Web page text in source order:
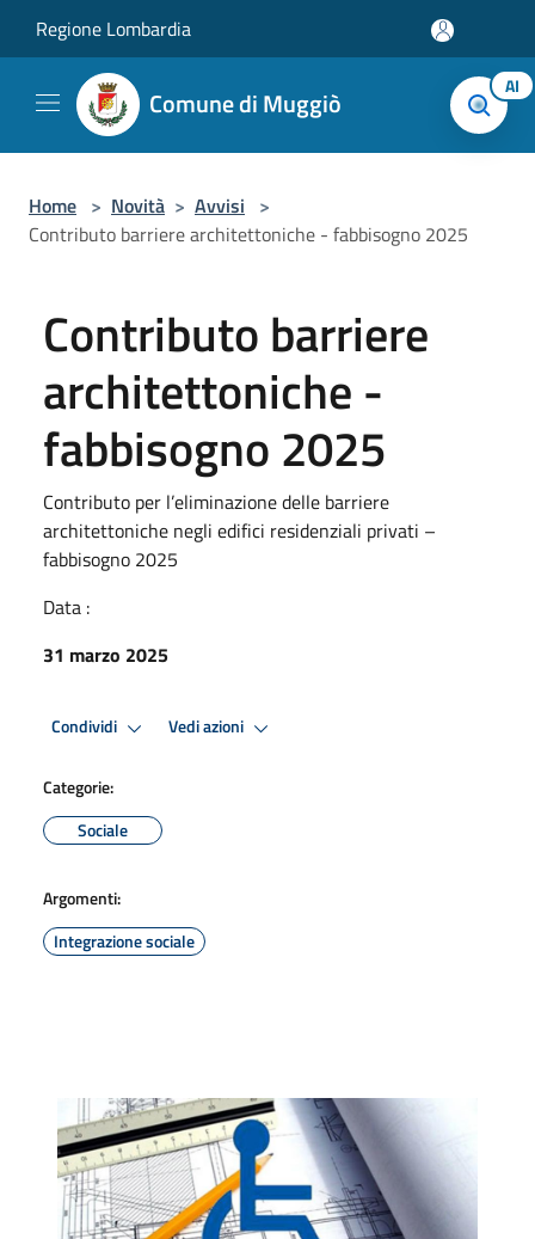
Regione Lombardia
Comune di Muggiò AI
Home > Novità > Avvisi >
Contributo barriere architettoniche - fabbisogno 2025
Contributo barriere
architettoniche -
fabbisogno 2025
Contributo per l’eliminazione delle barriere
architettoniche negli edifici residenziali privati –
fabbisogno 2025
Data :
31 marzo 2025
Condividi Vedi azioni
Categorie:
Sociale
Argomenti:
Integrazione sociale